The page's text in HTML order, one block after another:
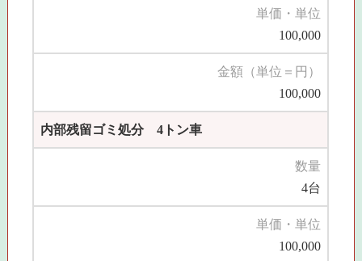
単価・単位
100,000
金額（単位＝円）
100,000
内部残留ゴミ処分 4トン車
数量
4台
単価・単位
100,000